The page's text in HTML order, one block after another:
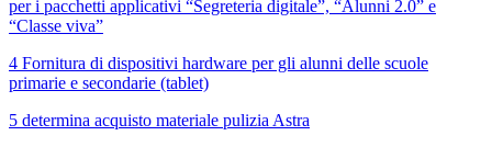
per i pacchetti applicativi “Segreteria digitale”, “Alunni 2.0” e
“Classe viva”
4 Fornitura di dispositivi hardware per gli alunni delle scuole
primarie e secondarie (tablet)
5 determina acquisto materiale pulizia Astra